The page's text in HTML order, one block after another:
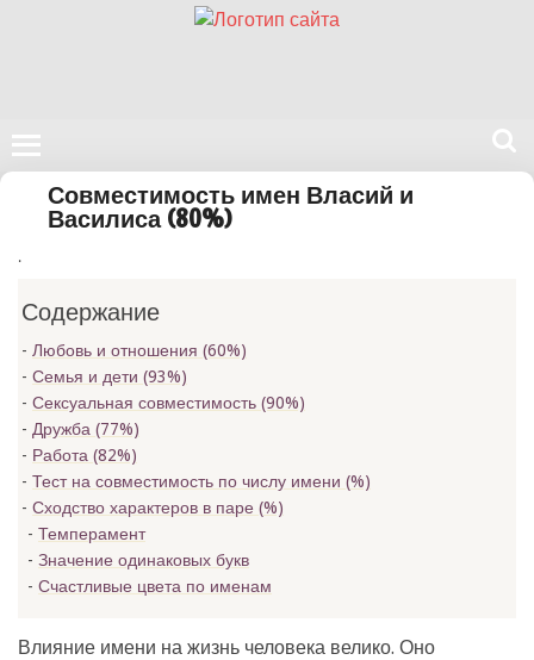
Поиск
сайте
Совместимость имен Власий и
Василиса (80%)
.
Содержание
Любовь и отношения (60%)
Семья и дети (93%)
Сексуальная совместимость (90%)
Дружба (77%)
Работа (82%)
Тест на совместимость по числу имени (%)
Сходство характеров в паре (%)
Темперамент
Значение одинаковых букв
Счастливые цвета по именам
Влияние имени на жизнь человека велико. Оно